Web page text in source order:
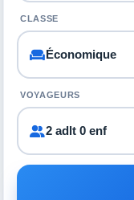
CLASSE
VOYAGEURS
2 adlt 0 enf